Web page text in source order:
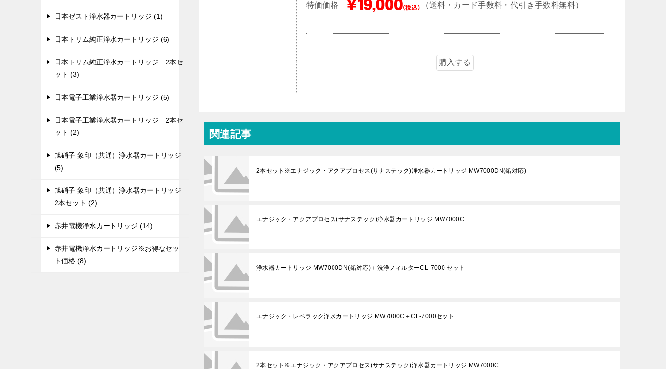
特価価格 （送料・カード手数料・代引き手数料無料）
関連記事
2本セット※エナジック・アクアプロセス(サナステック)浄水器カートリッジ MW7000DN(鉛対応)
エナジック・アクアプロセス(サナステック)浄水器カートリッジ MW7000C
浄水器カートリッジ MW7000DN(鉛対応)＋洗浄フィルターCL-7000 セット
エナジック・レベラック浄水カートリッジ MW7000C＋CL-7000セット
2本セット※エナジック・アクアプロセス(サナステック)浄水器カートリッジ MW7000C
日本ゼスト浄水器カートリッジ (1)
日本トリム純正浄水カートリッジ (6)
日本トリム純正浄水カートリッジ 2本セ
ット (3)
日本電子工業浄水器カートリッジ (5)
日本電子工業浄水器カートリッジ 2本セ
ット (2)
旭硝子 象印（共通）浄水器カートリッジ
(5)
旭硝子 象印（共通）浄水器カートリッジ
2本セット (2)
赤井電機浄水カートリッジ (14)
赤井電機浄水カートリッジ※お得なセッ
ト価格 (8)